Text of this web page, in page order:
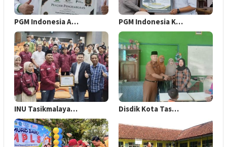
PGM Indonesia A… PGM Indonesia K…
INU Tasikmalaya… Disdik Kota Tas…